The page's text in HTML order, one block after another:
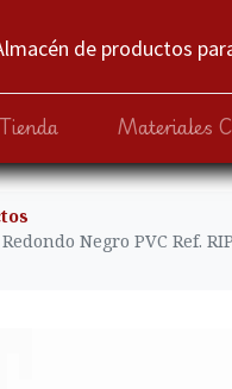
de productos
Tienda Materiales
Negro PVC Ref.